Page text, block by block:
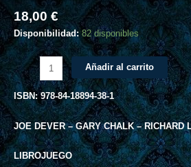
18,00 €
Disponibilidad: 82 disponibles
Añadir al carrito
ISBN: 978-84-18894-38-1
JOE DEVER – GARY CHALK – RICHARD
LIBROJUEGO